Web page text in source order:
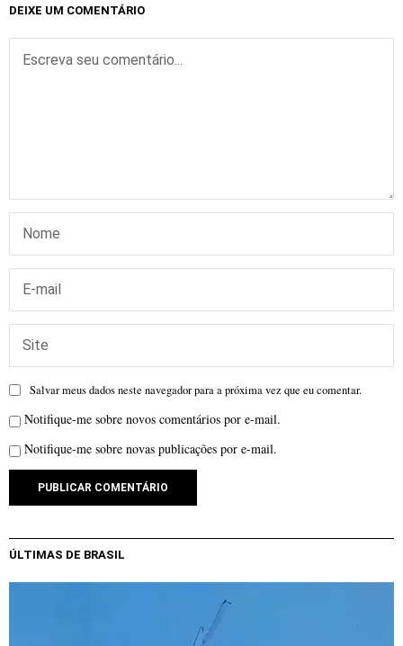
DEIXE UM COMENTÁRIO
Salvar meus dados neste navegador para a próxima vez que eu comentar.
Notifique-me sobre novos comentários por e-mail.
Notifique-me sobre novas publicações por e-mail.
ÚLTIMAS DE BRASIL